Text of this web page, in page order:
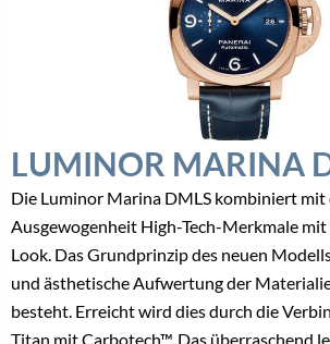
LUMINOR MARINA
Die Luminor Marina DMLS kombiniert mit
Ausgewogenheit High-Tech-Merkmale
Look. Das Grundprinzip des neuen
und ästhetische Aufwertung der
besteht. Erreicht wird dies durch die
Titan mit Carbotech™. Das überraschend